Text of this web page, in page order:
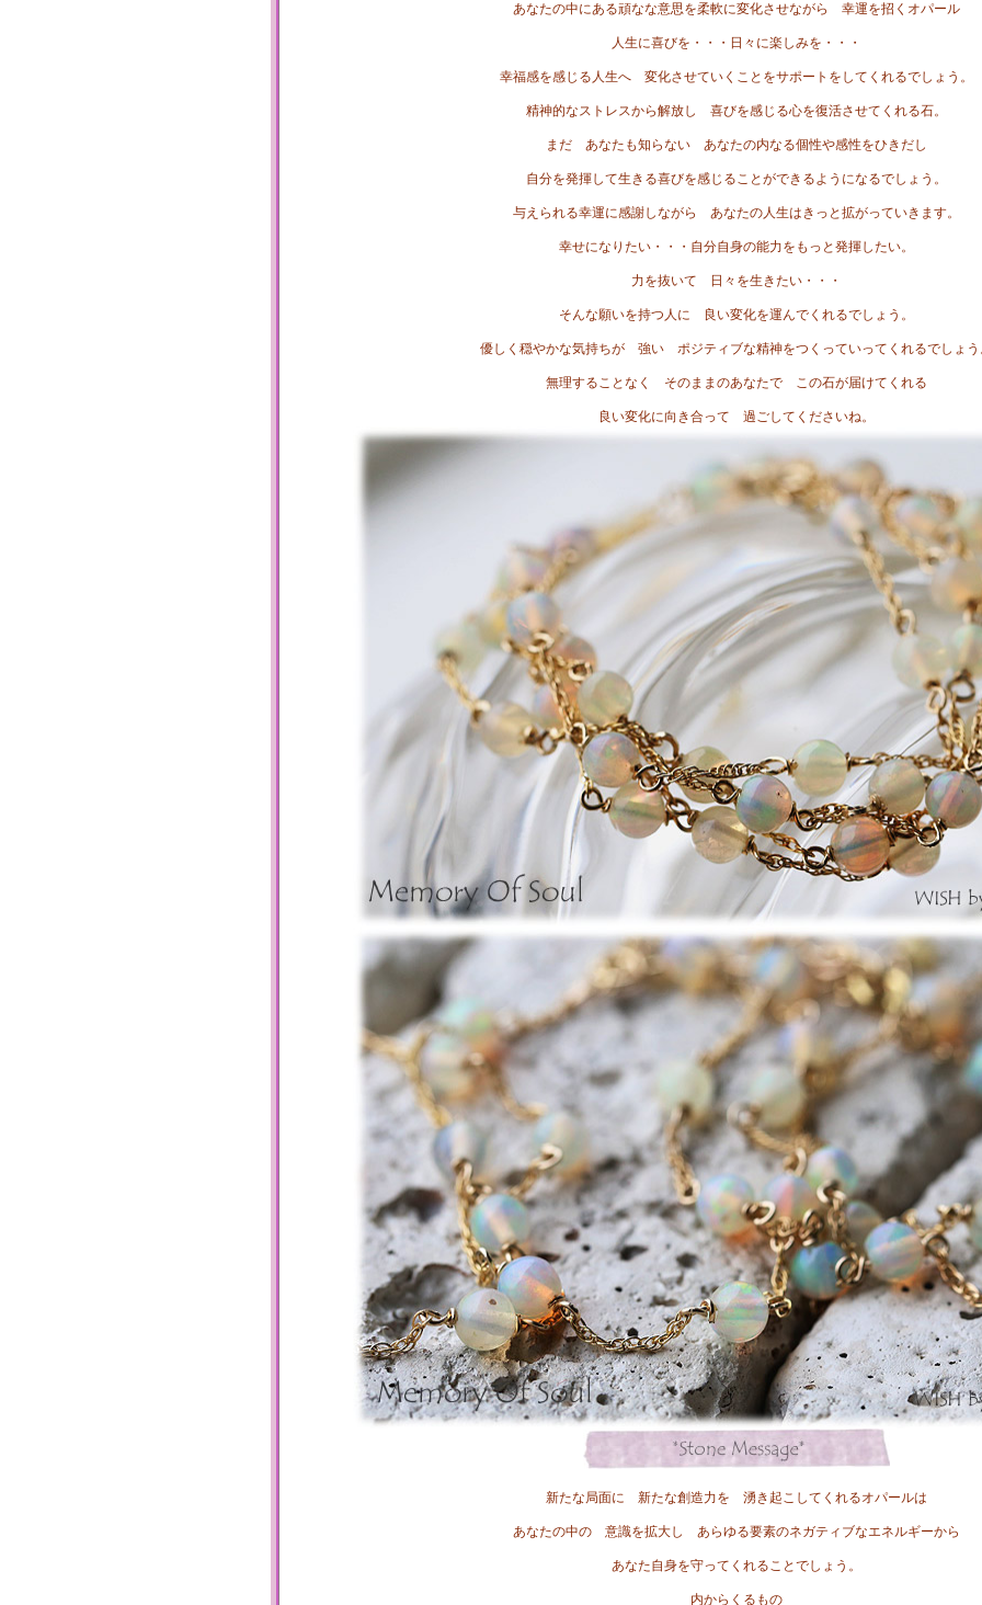
あなたの中にある頑なな意思を柔軟に変化させながら 幸運を招くオパール
人生に喜びを・・・日々に楽しみを・・・
幸福感を感じる人生へ 変化させていくことをサポートをしてくれるでしょう。
精神的なストレスから解放し 喜びを感じる心を復活させてくれる石。
まだ あなたも知らない あなたの内なる個性や感性をひきだし
自分を発揮して生きる喜びを感じることができるようになるでしょう。
与えられる幸運に感謝しながら あなたの人生はきっと拡がっていきます。
幸せになりたい・・・自分自身の能力をもっと発揮したい。
力を抜いて 日々を生きたい・・・
そんな願いを持つ人に 良い変化を運んでくれるでしょう。
優しく穏やかな気持ちが 強い ポジティブな精神をつくっていってくれるでしょう
無理することなく そのままのあなたで この石が届けてくれる
良い変化に向き合って 過ごしてくださいね。
新たな局面に 新たな創造力を 湧き起こしてくれるオパールは
あなたの中の 意識を拡大し あらゆる要素のネガティブなエネルギーから
あなた自身を守ってくれることでしょう。
内からくるもの